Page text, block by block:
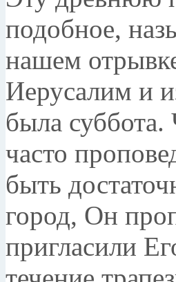
подобное,
нашем
Иерусалим и
была
часто
быть
город, Он
пригласили